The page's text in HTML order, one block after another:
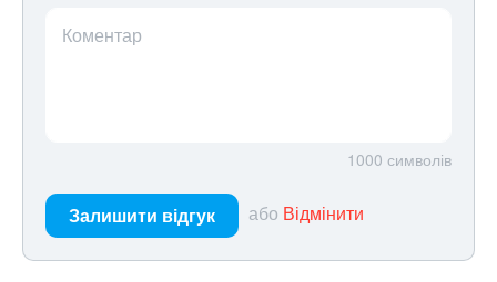
Коментар
1000 символів
Залишити відгук або Відмінити